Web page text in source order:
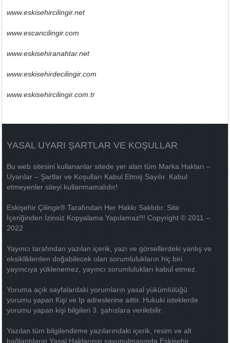
www.eskisehircilingir.net
www.escancilingir.com
www.eskisehiranahtar.net
www.eskisehirdecilingir.com
www.eskisehircilingir.com.tr
YASAL UYARI ŞARTLAR VE KOŞULLAR
Bu web sitesini kullananlar sitede yer alan tüm Marka Hakları –
Uyarılar – Şartlar ve Koşulları Kabul Etmiş Sayılır. Kabul
etmeyenler siteyi kullanmamalıdır!
Eskişehir Çilingir® Tarafından Her Hakkı Saklıdır. Site
İçeriğinden İzinsiz Kopyalama Yapılamaz!!! Copyright © 2011 –
2022
Yayıncı tarafından yazılan içerik, yazı ve görsellerdeki yanlış ve
eksikliklerden doğabilecek olan sorumlulukların hiç biri
yayıncıya yüklenemez, yayıncı sorumlulukları kabul etmez.
Yoruma açık sayfalardaki yorumların yasal yükümlülüğü
yorumu yapan Kişi ve Ip adreslerine aittir. Hukuki isteklerde
yorumu yapan kişi bilgileri 3. şahıslara verilebilir.
Yazılan tüm bilgilendirme yazılarındaki içerik, resim ve alt
bağlantıların Yasal Haklarının savunulmasında Eskişehir